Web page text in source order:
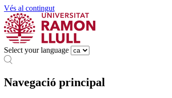
Vés al contingut
Select your language
Navegació principal